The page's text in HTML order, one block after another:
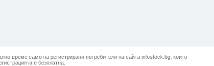
време само на регистрирани потребители на сайта infostock.bg, които
е безплатна.